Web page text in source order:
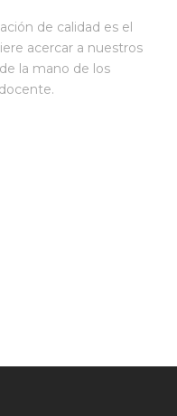
de calidad es el
acercar a nuestros
la mano de los